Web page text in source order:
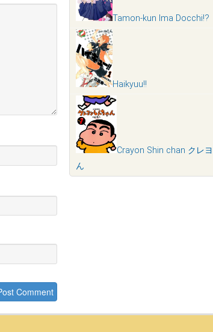
Tamon-kun Ima Docchi!?
Haikyuu!!
Crayon Shin chan クレ
ん